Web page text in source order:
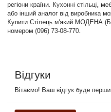
регіони країни. Кухонні стільці,
або інший аналог від виробника
Купити Стілець м'який МОДЕНА
номером (096) 73-08-770.
Відгуки
Вітаємо! Ваш відгук буде